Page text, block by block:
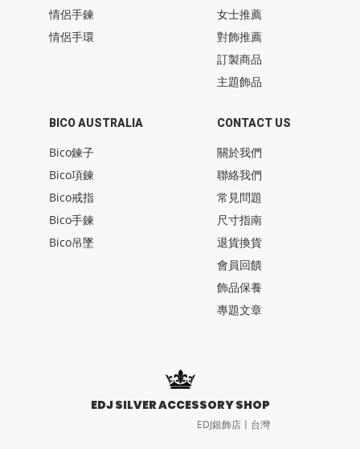
情侶手鍊
情侶手環
BICO AUSTRALIA
Bico鍊子
Bico項鍊
Bico戒指
Bico手鍊
Bico吊墜
女士推薦
對飾推薦
訂製商品
主題飾品
CONTACT US
關於我們
聯絡我們
常見問題
尺寸指南
退貨換貨
會員回饋
飾品保養
專題文章
EDJ SILVER ACCESSORY SHOP
EDJ銀飾店〡台灣